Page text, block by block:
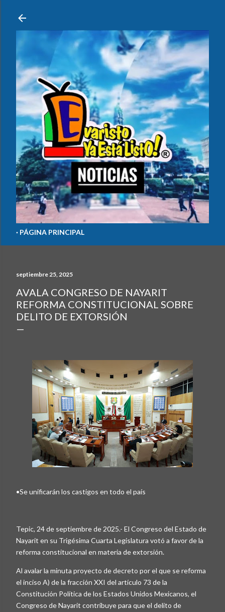
PÁGINA PRINCIPAL
septiembre 25, 2025
AVALA CONGRESO DE NAYARIT
REFORMA CONSTITUCIONAL SOBRE
DELITO DE EXTORSIÓN
•Se unificarán los castigos en todo el país
Tepic, 24 de septiembre de 2025.- El Congreso del Estado de
Nayarit en su Trigésima Cuarta Legislatura votó a favor de la
reforma constitucional en materia de extorsión.
Al avalar la minuta proyecto de decreto por el que se reforma
el inciso A) de la fracción XXI del artículo 73 de la
Constitución Política de los Estados Unidos Mexicanos, el
Congreso de Nayarit contribuye para que el delito de